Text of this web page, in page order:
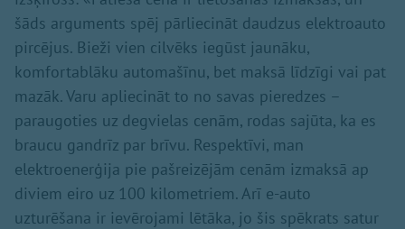
šāds arguments spēj pārliecināt daudzus elektroauto
pircējus. Bieži vien cilvēks iegūst jaunāku,
komfortablāku automašīnu, bet maksā līdzīgi vai pat
mazāk. Varu apliecināt to no savas pieredzes –
paraugoties uz degvielas cenām, rodas sajūta, ka es
braucu gandrīz par brīvu. Respektīvi, man
elektroenerģija pie pašreizējām cenām izmaksā ap
diviem eiro uz 100 kilometriem. Arī e-auto
uzturēšana ir ievērojami lētāka, jo šis spēkrats satur